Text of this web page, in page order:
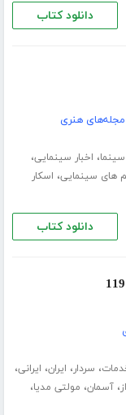
دانلود کتاب
مجله‌های هنری
سینما، اخبار سینمایی،
های سینمایی، اسکار
دانلود کتاب
، سردار، ایران، ایرانی،
،آسمان، مولتی مدیا،